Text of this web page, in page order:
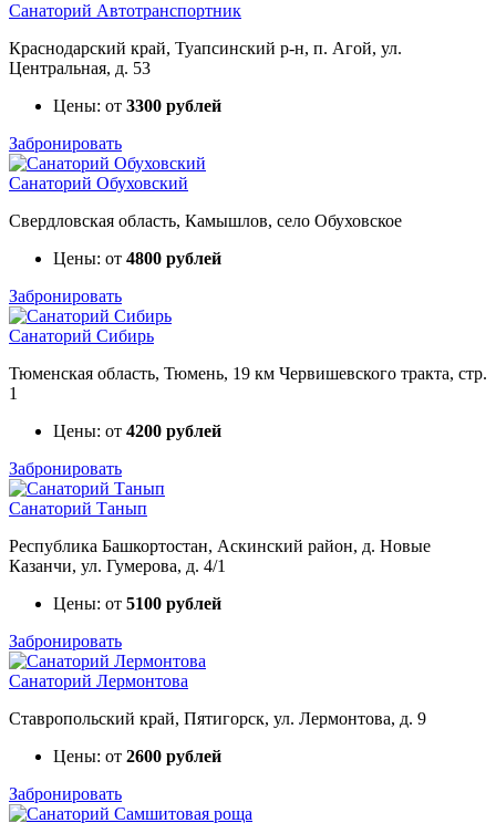
Санаторий Автотранспортник
Краснодарский край, Туапсинский р-н, п. Агой, ул.
Центральная, д. 53
Цены: от 3300 рублей
Забронировать
Санаторий Обуховский
Свердловская область, Камышлов, село Обуховское
Цены: от 4800 рублей
Забронировать
Санаторий Сибирь
Тюменская область, Тюмень, 19 км Червишевского тракта, стр.
1
Цены: от 4200 рублей
Забронировать
Санаторий Танып
Республика Башкортостан, Аскинский район, д. Новые
Казанчи, ул. Гумерова, д. 4/1
Цены: от 5100 рублей
Забронировать
Санаторий Лермонтова
Ставропольский край, Пятигорск, ул. Лермонтова, д. 9
Цены: от 2600 рублей
Забронировать